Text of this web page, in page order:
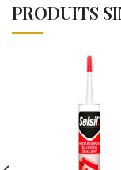
PRODUITS